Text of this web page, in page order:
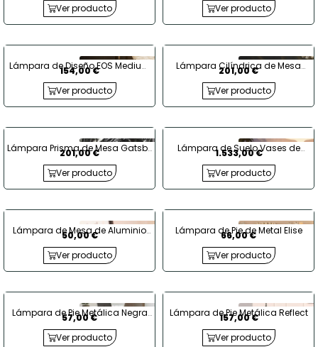
Ver producto
Ver producto
Lámpara de Diseño EOS Medium
White
154,00 €
Ver producto
Lámpara Cilíndrica de Mesa
Gatsby de Vondom
201,00 €
Ver producto
Lámpara Prisma de Mesa Gatsby
de Vondom
201,00 €
Ver producto
Lámpara de Suelo Vases de
Vondom
1.533,00 €
Ver producto
Lámpara de Mesa de Aluminio
Madow
50,00 €
Ver producto
Lámpara de Pie de Metal Elise
66,00 €
Ver producto
Lámpara de Pie Metálica Negra
Catalina
57,00 €
Ver producto
Lámpara de Pie Metálica Reflect
157,00 €
Ver producto